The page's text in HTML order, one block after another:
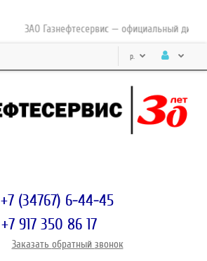
ЗАО Газнефтесервис — официальный
р.
+7 (34767) 6-44-45
+7 917 350 86 17
Заказать обратный звонок